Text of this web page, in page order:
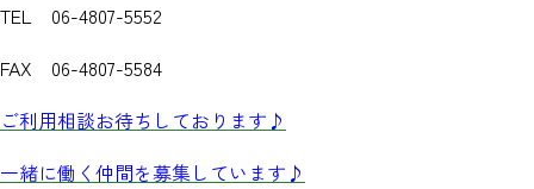
TEL 06-4807-5552
FAX 06-4807-5584
ご利用相談お待ちしております♪
一緒に働く仲間を募集しています♪